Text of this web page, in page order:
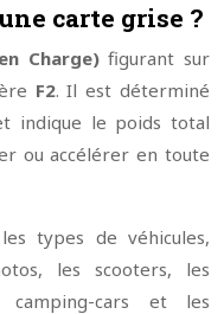
carte grise ?
Charge)figurant sur
F2. Il est déterminé
indique le poids total
ou accélérer en toute
types de véhicules,
les scooters, les
camping-cars et les